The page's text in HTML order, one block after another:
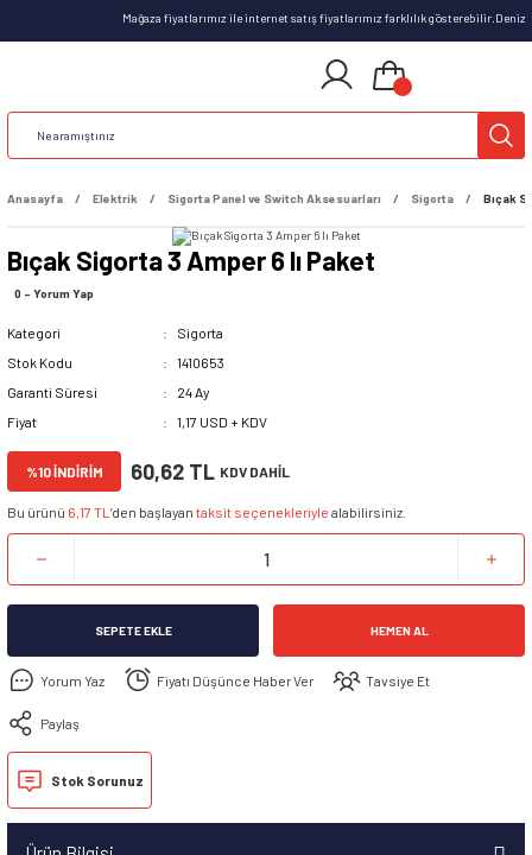
Mağaza fiyatlarımız ile internet satış fiyatlarımız farklılık
Anasayfa Elektrik Sigorta Panel ve Switch Aksesuarları Sigorta Bıçak
Bıçak Sigorta 3 Amper 6 lı Paket
0 - Yorum Yap
Kategori
Sigorta
Stok Kodu
1410653
Garanti Süresi
24 Ay
Fiyat
1,17 USD + KDV
%10 İNDİRİM 60,62 TL KDV DAHİL
Bu ürünü 6,17 TL ’den başlayan taksit seçenekleriyle alabilirsiniz.
SEPETE EKLE HEMEN AL
Yorum Yaz Fiyatı Düşünce Haber Ver Tavsiye Et
Paylaş
Stok Sorunuz